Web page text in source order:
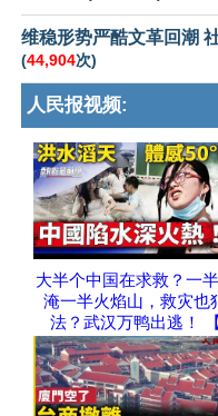
维稳形势严酷文革回潮
(44,904次)
人民报视频:
大半个中国在求救？一
淹一半火焰山，救灾也
法？武汉万鸭出逃！ 【